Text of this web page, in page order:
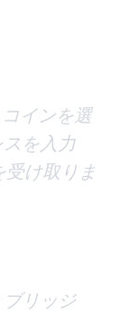
インを選
を入力
受け取りま
リッジ